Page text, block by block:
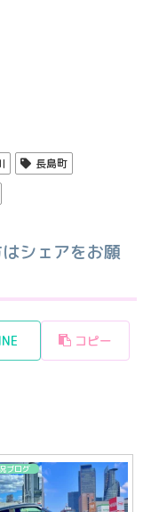
長島町
シェアをお願
コピー
ブログ